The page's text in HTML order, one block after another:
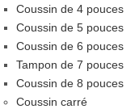
Coussin de 4 pouces
Coussin de 5 pouces
Coussin de 6 pouces
Tampon de 7 pouces
Coussin de 8 pouces
Coussin carré